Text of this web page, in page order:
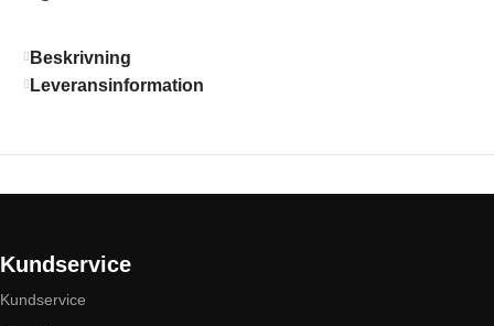
Beskrivning
Leveransinformation
Kundservice
Kundservice